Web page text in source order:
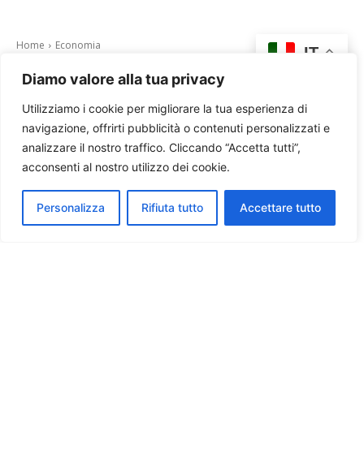
Diamo valore alla tua privacy
Utilizziamo i cookie per migliorare la tua esperienza di
navigazione, offrirti pubblicità o contenuti personalizzati e
analizzare il nostro traffico. Cliccando “Accetta tutti”,
acconsenti al nostro utilizzo dei cookie.
Personalizza Rifiuta tutto Accettare tutto